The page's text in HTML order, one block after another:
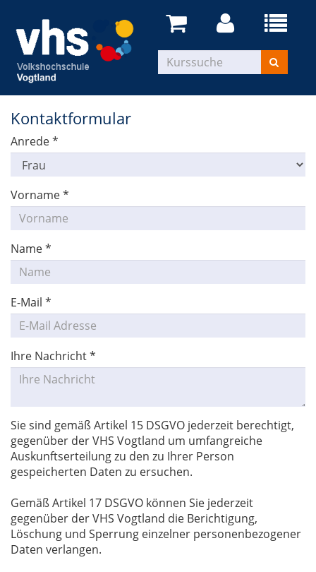
Kontaktformular
Anrede*
Vorname*
Name*
E-Mail *
Ihre Nachricht*
Sie sind gemäß Artikel 15 DSGVO jederzeit berechtigt,
gegenüber der VHS Vogtland um umfangreiche
Auskunftserteilung zu den zu Ihrer Person
gespeicherten Daten zu ersuchen.
Gemäß Artikel 17 DSGVO können Sie jederzeit
gegenüber der VHS Vogtland die Berichtigung,
Löschung und Sperrung einzelner personenbezogener
Daten verlangen.